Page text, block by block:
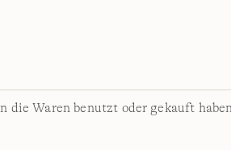
die Waren benutzt oder gekauft